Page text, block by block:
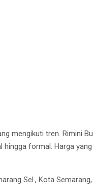
mengikuti tren. Rimini
formal. Harga
Sel., Kota